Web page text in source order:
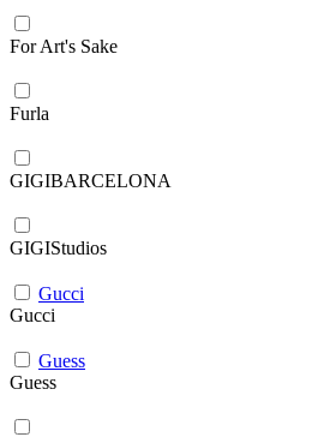
For Art's Sake
Furla
GIGIBARCELONA
GIGIStudios
Gucci
Gucci
Guess
Guess